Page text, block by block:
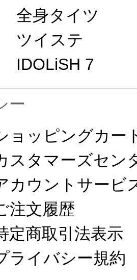
全身タイツ
ツイステ
IDOLiSH 7
ー
ョッピングカー
スタマーズセン
カウントサービ
注文履歴
定商取引法表示
ライバシー規約